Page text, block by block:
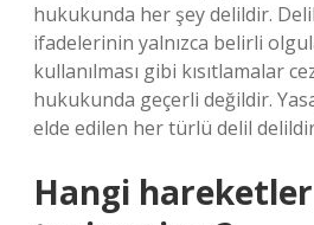
hukukunda her şey delildir.
ifadelerinin yalnızca belirli
kullanılması gibi kısıtlamalar
hukukunda geçerli değildir.
elde edilen her türlü delil
Hangi